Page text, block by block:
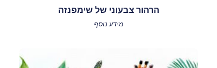
הרהור צבעוני של שימפנזה
מידע נוסף